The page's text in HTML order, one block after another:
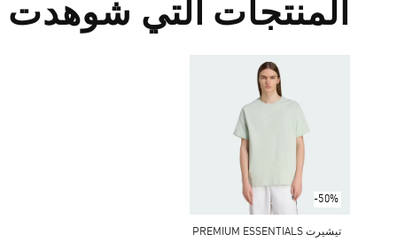
المنتجات التي شوهدت
-50%
تيشيرت PREMIUM ESSENTIALS